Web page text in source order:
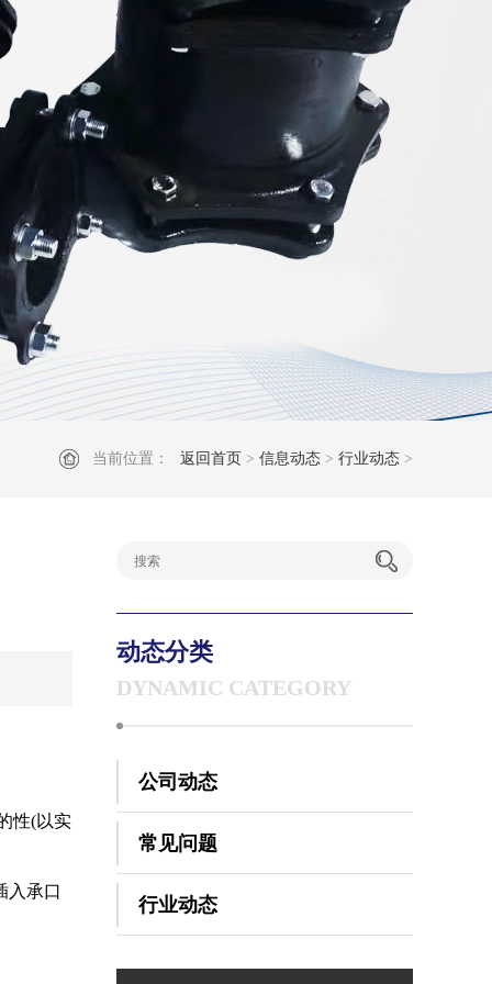
当前位置： 返回首页 > 信息动态 > 行业动态 >
性(以实
入承口
动态分类
DYNAMIC CATEGORY
公司动态
常见问题
行业动态